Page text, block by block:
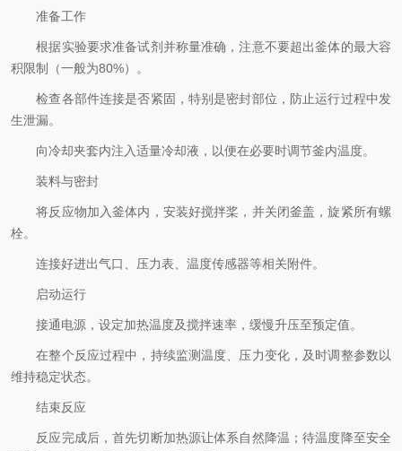
准备工作
根据实验要求准备试剂并称量准确，注意不要超出釜体的最大容
积限制（一般为80%）。
检查各部件连接是否紧固，特别是密封部位，防止运行过程中发
生泄漏。
向冷却夹套内注入适量冷却液，以便在必要时调节釜内温度。
装料与密封
将反应物加入釜体内，安装好搅拌桨，并关闭釜盖，旋紧所有螺
栓。
连接好进出气口、压力表、温度传感器等相关附件。
启动运行
接通电源，设定加热温度及搅拌速率，缓慢升压至预定值。
在整个反应过程中，持续监测温度、压力变化，及时调整参数以
维持稳定状态。
结束反应
反应完成后，首先切断加热源让体系自然降温；待温度降至安全